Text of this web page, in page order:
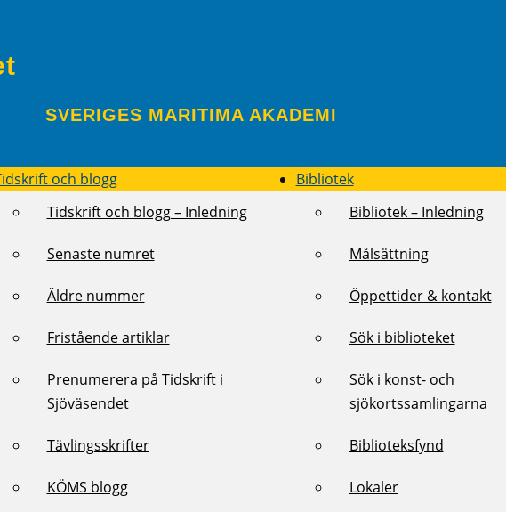
SVERIGES MARITIMA AKADEMI
och blogg
Tidskrift och blogg – Inledning
Senaste numret
Äldre nummer
Fristående artiklar
Prenumerera på Tidskrift i
Sjöväsendet
Tävlingsskrifter
KÖMS blogg
Bibliotek
Bibliotek – Inledning
Målsättning
Öppettider & kontakt
Sök i biblioteket
Sök i konst- och
sjökortssamlingarna
Biblioteksfynd
Lokaler